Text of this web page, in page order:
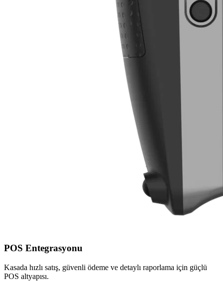
POS Entegrasyonu
Kasada hızlı satış, güvenli ödeme ve detaylı raporlama için güçlü
POS altyapısı.